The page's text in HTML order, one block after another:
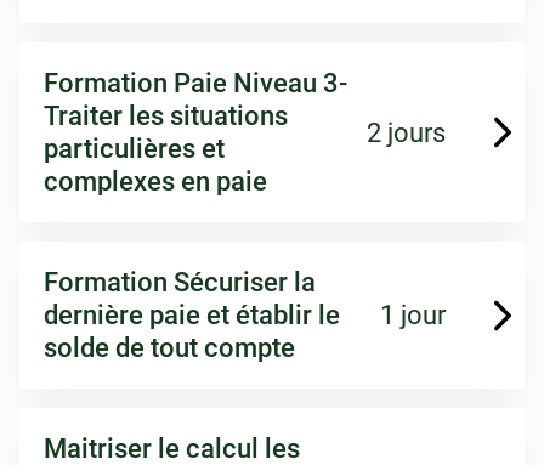
Formation Paie Niveau 3-
Traiter les situations
particulières et
complexes en paie
2 jours
Formation Sécuriser la
dernière paie et établir le
solde de tout compte
1 jour
Maitriser le calcul les